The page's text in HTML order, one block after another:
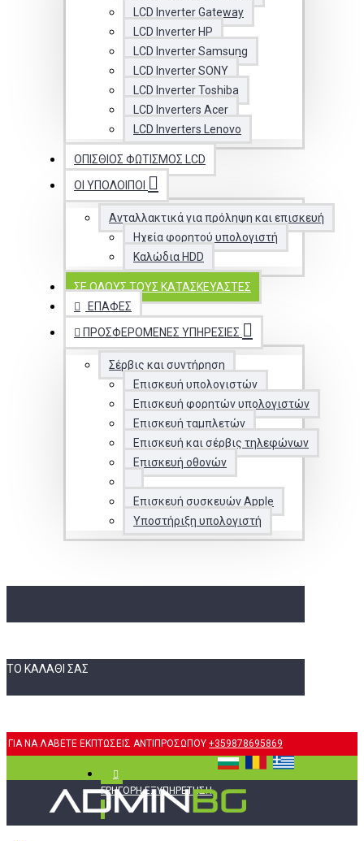
LCD Inverter Gateway
LCD Inverter HP
LCD Inverter Samsung
LCD Inverter SONY
LCD Inverter Toshiba
LCD Inverters Acer
LCD Inverters Lenovo
ΟΠΊΣΘΙΟΣ ΦΩΤΙΣΜΌΣ LCD
ΟΙ ΥΠΟΛΟΙΠΟΙ
Ανταλλακτικά για πρόληψη και επισκευή
Ηχεία φορητού υπολογιστή
Καλώδια HDD
ΣΕ ΌΛΟΥΣ ΤΟΥΣ ΚΑΤΑΣΚΕΥΑΣΤΈΣ
ΕΠΑΦΈΣ
ΠΡΟΣΦΕΡΌΜΕΝΕΣ ΥΠΗΡΕΣΊΕΣ
Σέρβις και συντήρηση
Επισκευή υπολογιστών
Επισκευή φορητών υπολογιστών
Επισκευή ταμπλετών
Επισκευή και σέρβις τηλεφώνων
Επισκευή οθονών
Επισκευή συσκευών Apple
Υποστήριξη υπολογιστή
ΤΟ ΚΑΛΆΘΙ ΣΑΣ
ΓΙΑ ΝΑ ΛΑΒΕΤΕ ΕΚΠΤΩΣΕΙΣ ΑΝΤΙΠΡΟΣΩΠΟΥ +359878695869
ΓΡΉΓΟΡΗ ΕΞΥΠΗΡΈΤΗΣΗ